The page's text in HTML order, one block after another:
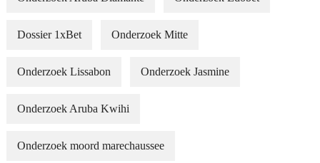
Dossier 1xBet Onderzoek Mitte
Onderzoek Lissabon Onderzoek Jasmine
Onderzoek Aruba Kwihi
Onderzoek moord marechaussee